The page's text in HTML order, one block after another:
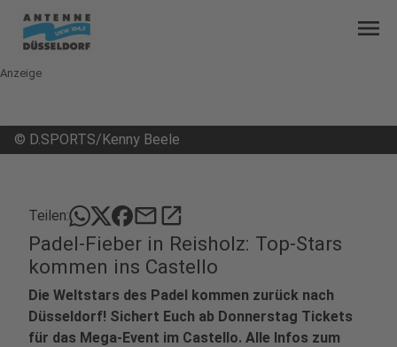
menu
Anzeige
© D.SPORTS/Kenny Beele
Teilen: mailopen_in_new
Padel-Fieber in Reisholz: Top-Stars
kommen ins Castello
Die Weltstars des Padel kommen zurück nach
Düsseldorf! Sichert Euch ab Donnerstag Tickets
für das Mega-Event im Castello. Alle Infos zum